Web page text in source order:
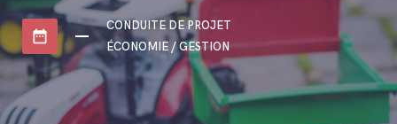
date_range
CONDUITE DE PROJET
ÉCONOMIE / GESTION